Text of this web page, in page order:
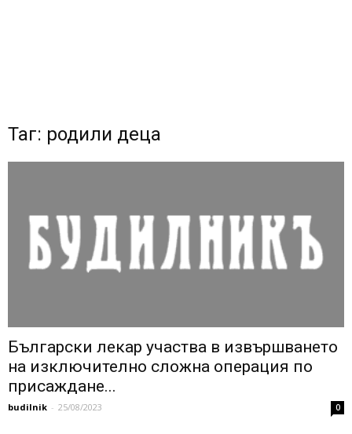
Таг: родили деца
Български лекар участва в извършването
на изключително сложна операция по
присаждане...
budilnik - 25/08/2023 0